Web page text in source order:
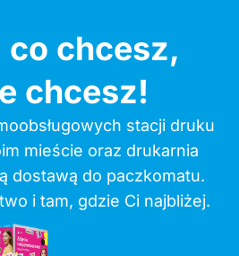
co chcesz,
chcesz!
stacji druku
mieście oraz drukarnia
dostawą do paczkomatu.
i tam, gdzie Ci najbliżej.